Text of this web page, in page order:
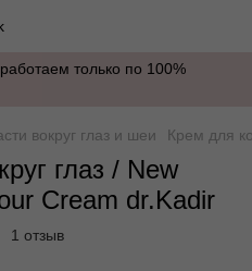
только по 100%
вокруг глаз и шеи Крем для
глаз / New
Cream dr.Kadir
1 отзыв